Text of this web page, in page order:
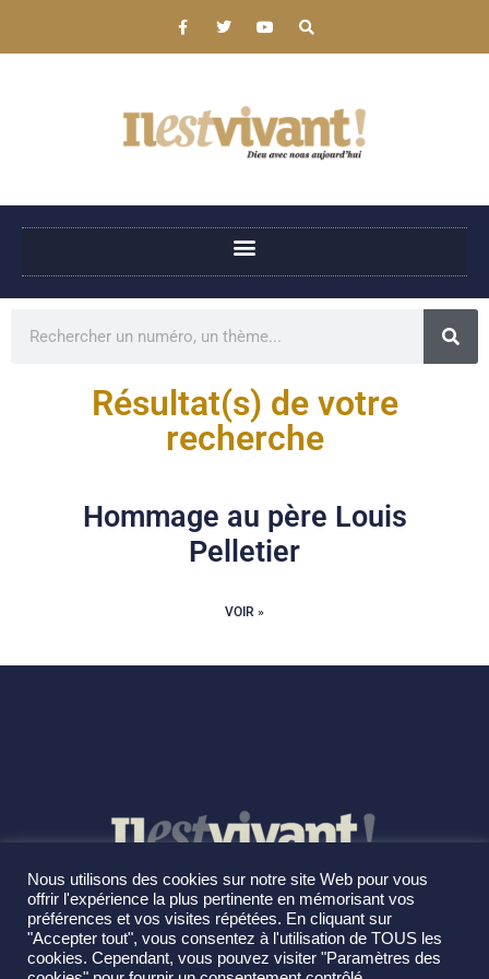
Résultat(s) de votre
recherche
Hommage au père Louis
Pelletier
VOIR »
Nous utilisons des cookies sur notre site Web pour vous
offrir l'expérience la plus pertinente en mémorisant vos
préférences et vos visites répétées. En cliquant sur
"Accepter tout", vous consentez à l'utilisation de TOUS les
cookies. Cependant, vous pouvez visiter "Paramètres des